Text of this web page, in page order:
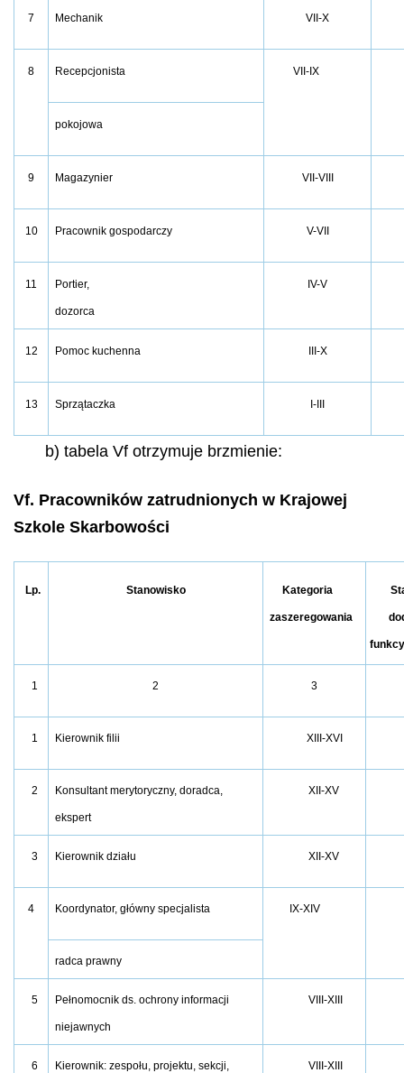
7 Mechanik VII-X
8 Recepcjonista VII-IX
pokojowa
9 Magazynier VII-VIII
10 Pracownik gospodarczy V-VII
11 Portier,
dozorca
IV-V
12 Pomoc kuchenna III-X
13 Sprzątaczka I-III
b) tabela Vf otrzymuje brzmienie:
Vf. Pracowników zatrudnionych w Krajowej
Szkole Skarbowości
Lp. Stanowisko Kategoria
zaszeregowania
1 2 3
1 Kierownik filii XIII-XVI
2 Konsultant merytoryczny, doradca,
ekspert
XII-XV
3 Kierownik działu XII-XV
4 Koordynator, główny specjalista IX-XIV
radca prawny
5 Pełnomocnik ds. ochrony informacji
niejawnych
VIII-XIII
6 Kierownik: zespołu, projektu, sekcji, VIII-XIII